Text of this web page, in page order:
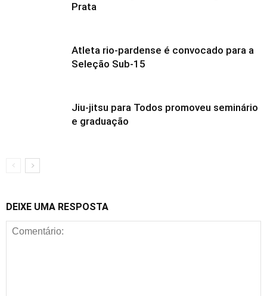
Prata
Atleta rio-pardense é convocado para a
Seleção Sub-15
Jiu-jitsu para Todos promoveu seminário
e graduação
DEIXE UMA RESPOSTA